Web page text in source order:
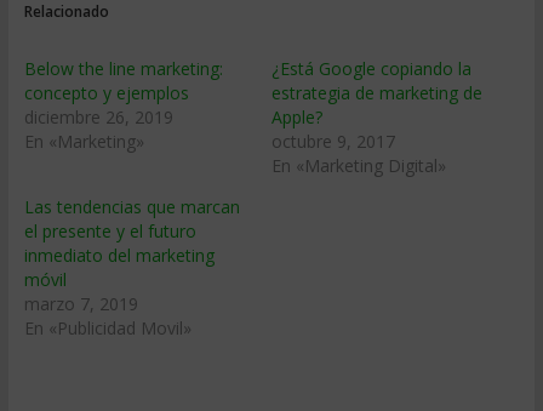
Relacionado
Below the line marketing:
concepto y ejemplos
diciembre 26, 2019
En «Marketing»
¿Está Google copiando la
estrategia de marketing de
Apple?
octubre 9, 2017
En «Marketing Digital»
Las tendencias que marcan
el presente y el futuro
inmediato del marketing
móvil
marzo 7, 2019
En «Publicidad Movil»